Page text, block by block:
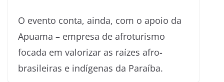
O evento conta, ainda, com o apoio da
Apuama – empresa de afroturismo
focada em valorizar as raízes afro-
brasileiras e indígenas da Paraíba.